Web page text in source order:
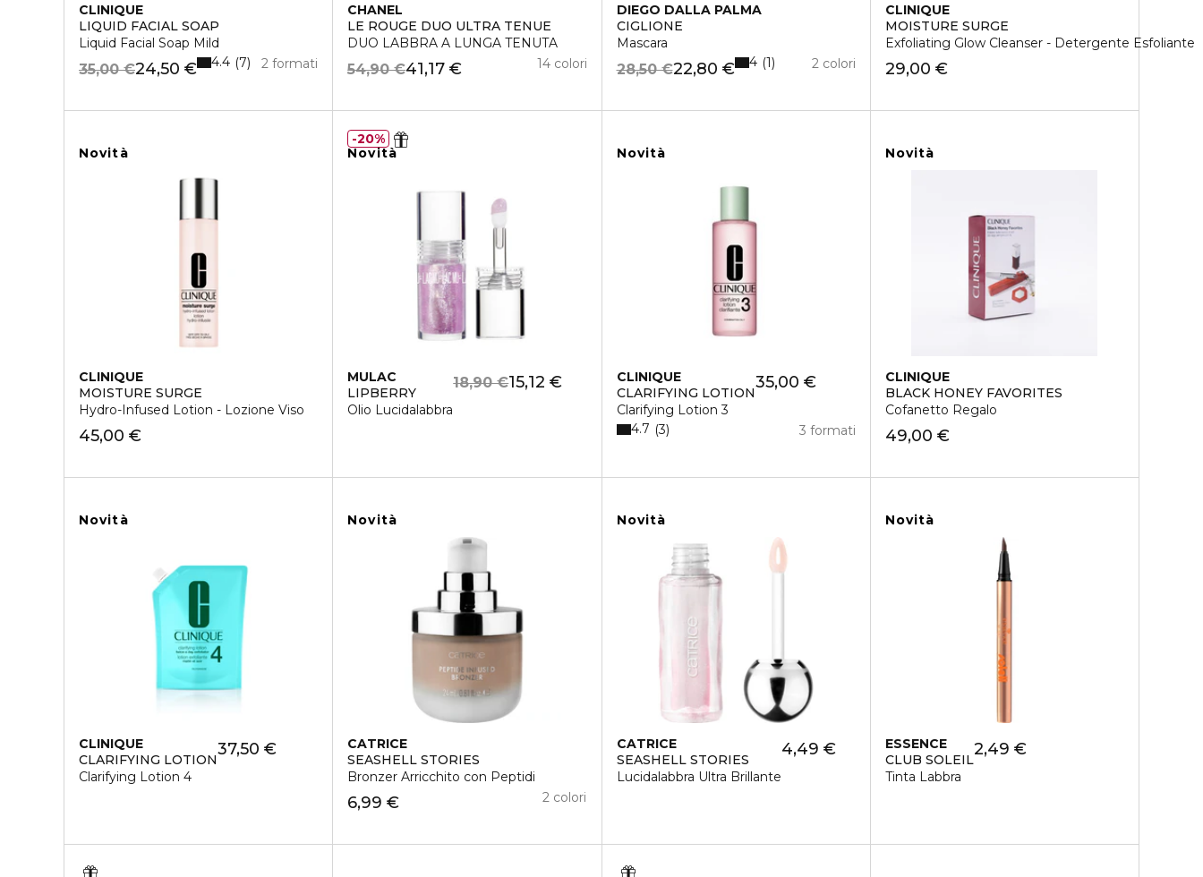
CLINIQUE
LIQUID FACIAL SOAP
Liquid Facial Soap Mild
24,50 €
35,00 € 2 formati
4.4 7
CHANEL
LE ROUGE DUO ULTRA TENUE
DUO LABBRA A LUNGA TENUTA
41,17 €
54,90 € 14 colori
DIEGO DALLA PALMA
CIGLIONE
Mascara
22,80 €
28,50 € 2 colori
4 1
CLINIQUE
MOISTURE SURGE
Exfoliating Glow Cleanser - Detergente Esfoliante
29,00 €
Novità
CLINIQUE
MOISTURE SURGE
Hydro-Infused Lotion - Lozione Viso
45,00 €
Novità
MULAC
LIPBERRY
Olio Lucidalabbra
15,12 €
18,90 €
20%
Novità
CLINIQUE
CLARIFYING LOTION
Clarifying Lotion 3
35,00 €
3 formati
4.7 3
Novità
CLINIQUE
BLACK HONEY FAVORITES
Cofanetto Regalo
49,00 €
Novità
CLINIQUE
CLARIFYING LOTION
Clarifying Lotion 4
37,50 €
Novità
CATRICE
SEASHELL STORIES
Bronzer Arricchito con Peptidi
6,99 € 2 colori
Novità
CATRICE
SEASHELL STORIES
Lucidalabbra Ultra Brillante
4,49 €
Novità
ESSENCE
CLUB SOLEIL
Tinta Labbra
2,49 €